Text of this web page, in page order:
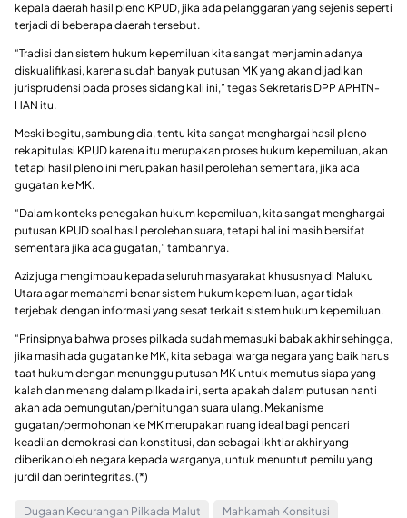
kepala daerah hasil pleno KPUD, jika ada pelanggaran yang sejenis seperti
terjadi di beberapa daerah tersebut.
“Tradisi dan sistem hukum kepemiluan kita sangat menjamin adanya
diskualifikasi, karena sudah banyak putusan MK yang akan dijadikan
jurisprudensi pada proses sidang kali ini,” tegas Sekretaris DPP APHTN-
HAN itu.
Meski begitu, sambung dia, tentu kita sangat menghargai hasil pleno
rekapitulasi KPUD karena itu merupakan proses hukum kepemiluan, akan
tetapi hasil pleno ini merupakan hasil perolehan sementara, jika ada
gugatan ke MK.
“Dalam konteks penegakan hukum kepemiluan, kita sangat menghargai
putusan KPUD soal hasil perolehan suara, tetapi hal ini masih bersifat
sementara jika ada gugatan,” tambahnya.
Aziz juga mengimbau kepada seluruh masyarakat khususnya di Maluku
Utara agar memahami benar sistem hukum kepemiluan, agar tidak
terjebak dengan informasi yang sesat terkait sistem hukum kepemiluan.
“Prinsipnya bahwa proses pilkada sudah memasuki babak akhir sehingga,
jika masih ada gugatan ke MK, kita sebagai warga negara yang baik harus
taat hukum dengan menunggu putusan MK untuk memutus siapa yang
kalah dan menang dalam pilkada ini, serta apakah dalam putusan nanti
akan ada pemungutan/perhitungan suara ulang. Mekanisme
gugatan/permohonan ke MK merupakan ruang ideal bagi pencari
keadilan demokrasi dan konstitusi, dan sebagai ikhtiar akhir yang
diberikan oleh negara kepada warganya, untuk menuntut pemilu yang
jurdil dan berintegritas. (*)
Dugaan Kecurangan Pilkada Malut Mahkamah Konsitusi